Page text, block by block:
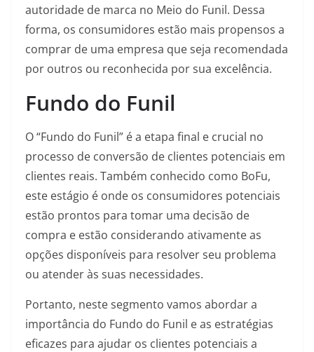
autoridade de marca no Meio do Funil. Dessa
forma, os consumidores estão mais propensos a
comprar de uma empresa que seja recomendada
por outros ou reconhecida por sua excelência.
Fundo do Funil
O “Fundo do Funil” é a etapa final e crucial no
processo de conversão de clientes potenciais em
clientes reais. Também conhecido como BoFu,
este estágio é onde os consumidores potenciais
estão prontos para tomar uma decisão de
compra e estão considerando ativamente as
opções disponíveis para resolver seu problema
ou atender às suas necessidades.
Portanto, neste segmento vamos abordar a
importância do Fundo do Funil e as estratégias
eficazes para ajudar os clientes potenciais a